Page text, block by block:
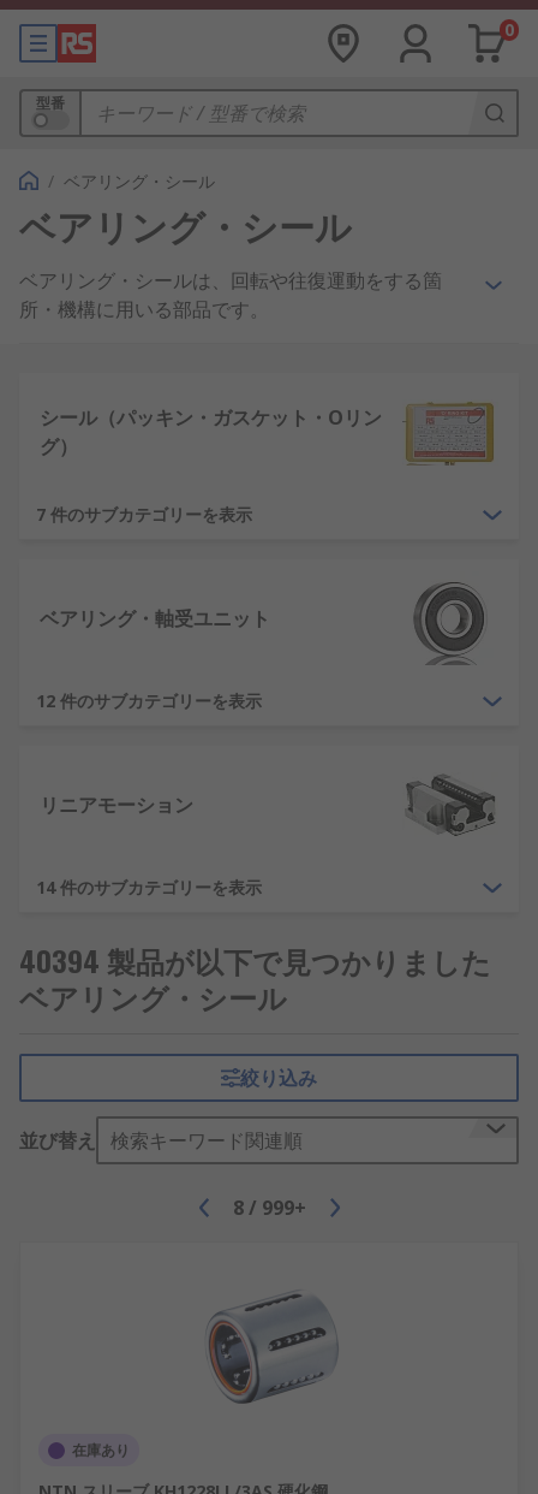
0
型番
/ ベアリング・シール
ベアリング・シール
ベアリング・シールは、回転や往復運動をする箇
所・機構に用いる部品です。
ベアリングは、軸受とも呼ばれ、回転や往復運動す
る部品に接して荷重を受け、軸などを支えます。摩
擦によるエネルギー損失や発熱を減少させ、部品の
焼きつきや動作不良を防きます。輸送機械をはじめ
として回転する部分がある機器には不可欠な部品で
グ（平軸受）、ボールベアリング（玉軸受）、ロー
ラーベアリング（ころ軸受）、カムフォロアなどが
あります。RSでは、ベアリング製品以外、ベアリン
シールは、部材の隙間にはめ込んで、液体や気体と
いった流体の漏れや外部からの異物の混入を防ぐた
めの部品です。はめ込む部材により、シールはガス
ガスケットとパッキンは、構造に気密性、液密性を
転や往復運動をするところに使われるシール、ガス
ケットは動かないところに使われるシールです。O
リングは、ゴムが使用される断面が円形（O形）の
性、圧力に耐えられる耐圧性、耐熱性（耐寒性）、
液体に浸されない耐薬品性、長期安定性、取り外し
が簡単にできるメンテナンス性などが必要です。
シール（パッキン・ガスケット・Oリン
グ）
7 件のサブカテゴリーを表示
ベアリング・軸受ユニット
12 件のサブカテゴリーを表示
リニアモーション
14 件のサブカテゴリーを表示
40394 製品が以下で見つかりました
ベアリング・シール
絞り込み
並び替え 検索キーワード関連順
8 / 999+
在庫あり